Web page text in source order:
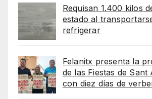
Requisan 1.400 kilos
estado al
refrigerar
Felanitx presenta la
de las Fiestas de Sant
con diez días de